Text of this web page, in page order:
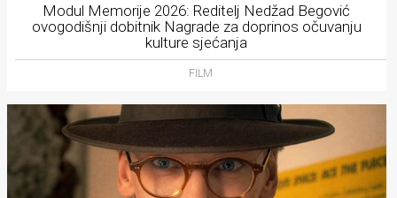
Modul Memorije 2026: Reditelj Nedžad Begović
ovogodišnji dobitnik Nagrade za doprinos očuvanju
kulture sjećanja
FILM